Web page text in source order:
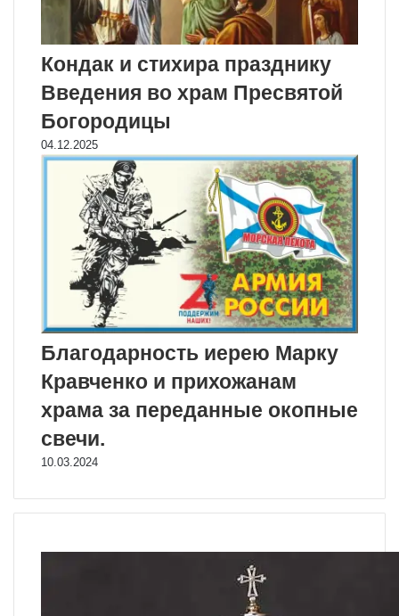
Кондак и стихира празднику
Введения во храм Пресвятой
Богородицы
04.12.2025
Благодарность иерею Марку
Кравченко и прихожанам
храма за переданные окопные
свечи.
10.03.2024